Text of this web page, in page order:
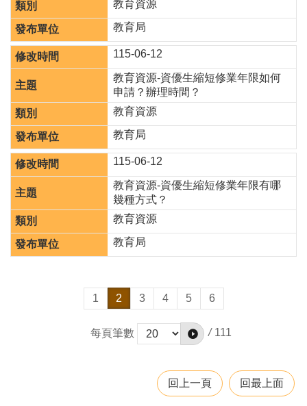
教育資源
教育局
115-06-12
教育資源-資優生縮短修業年限如何
申請？辦理時間？
教育資源
教育局
115-06-12
教育資源-資優生縮短修業年限有哪
幾種方式？
教育資源
教育局
1 2 3 4 5 6
每頁筆數 / 111
回上一頁 回最上面